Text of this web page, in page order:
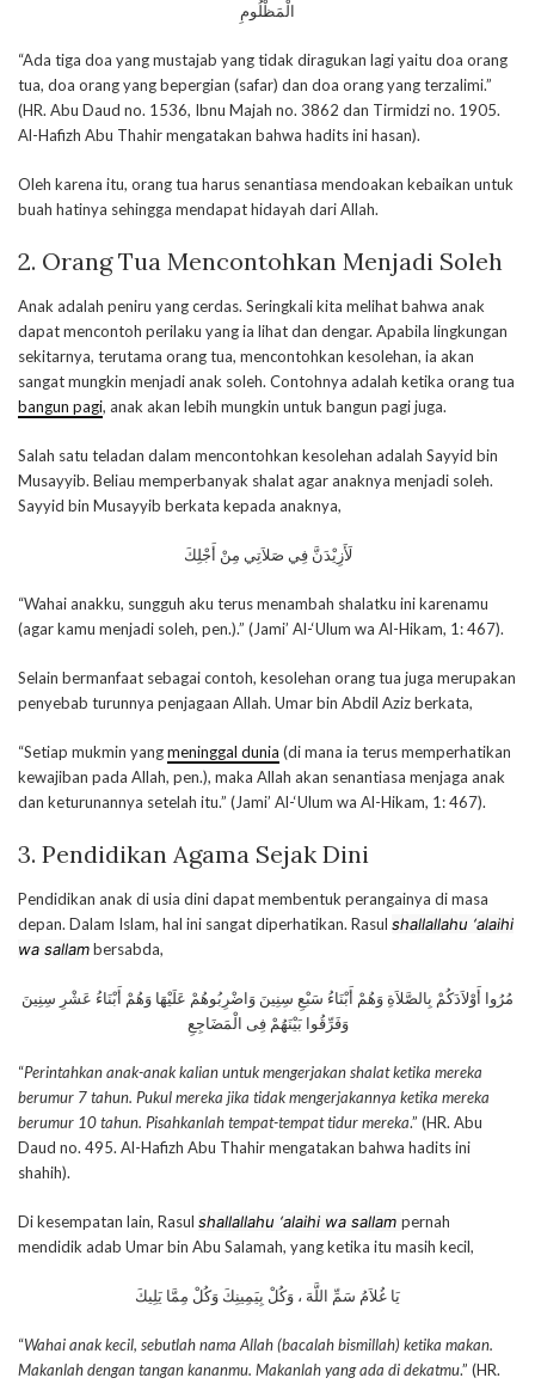
الْمَظْلُومِ
“Ada tiga doa yang mustajab yang tidak diragukan lagi yaitu doa orang
tua, doa orang yang bepergian (safar) dan doa orang yang terzalimi.”
(HR. Abu Daud no. 1536, Ibnu Majah no. 3862 dan Tirmidzi no. 1905.
Al-Hafizh Abu Thahir mengatakan bahwa hadits ini hasan).
Oleh karena itu, orang tua harus senantiasa mendoakan kebaikan untuk
buah hatinya sehingga mendapat hidayah dari Allah.
2. Orang Tua Mencontohkan Menjadi Soleh
Anak adalah peniru yang cerdas. Seringkali kita melihat bahwa anak
dapat mencontoh perilaku yang ia lihat dan dengar. Apabila lingkungan
sekitarnya, terutama orang tua, mencontohkan kesolehan, ia akan
sangat mungkin menjadi anak soleh. Contohnya adalah ketika orang tua
bangun pagi, anak akan lebih mungkin untuk bangun pagi juga.
Salah satu teladan dalam mencontohkan kesolehan adalah Sayyid bin
Musayyib. Beliau memperbanyak shalat agar anaknya menjadi soleh.
Sayyid bin Musayyib berkata kepada anaknya,
لَأَزِيْدَنَّ فِي صَلاَتِي مِنْ أَجْلِكَ
“Wahai anakku, sungguh aku terus menambah shalatku ini karenamu
(agar kamu menjadi soleh, pen.).” (Jami’ Al-‘Ulum wa Al-Hikam, 1: 467).
Selain bermanfaat sebagai contoh, kesolehan orang tua juga merupakan
penyebab turunnya penjagaan Allah. Umar bin Abdil Aziz berkata,
“Setiap mukmin yangmeninggal dunia (di mana ia terus memperhatikan
kewajiban pada Allah, pen.), maka Allah akan senantiasa menjaga anak
dan keturunannya setelah itu.” (Jami’ Al-‘Ulum wa Al-Hikam, 1: 467).
3. Pendidikan Agama Sejak Dini
Pendidikan anak di usia dini dapat membentuk perangainya di masa
depan. Dalam Islam, hal ini sangat diperhatikan. Rasul shallallahu ‘alaihi
wa sallambersabda,
مُرُوا أَوْلاَدَكُمْ بِالصَّلاَةِ وَهُمْ أَبْنَاءُ سَبْعِ سِنِينَ وَاضْرِبُوهُمْ عَلَيْهَا وَهُمْ أَبْنَاءُ عَشْرِ سِنِينَ
وَفَرِّقُوا بَيْنَهُمْ فِى الْمَضَاجِعِ
“Perintahkan anak-anak kalian untuk mengerjakan shalat ketika mereka
berumur 7 tahun. Pukul mereka jika tidak mengerjakannya ketika mereka
berumur 10 tahun. Pisahkanlah tempat-tempat tidur mereka.” (HR. Abu
Daud no. 495. Al-Hafizh Abu Thahir mengatakan bahwa hadits ini
shahih).
Di kesempatan lain, Rasul shallallahu ‘alaihi wa sallam pernah
mendidik adab Umar bin Abu Salamah, yang ketika itu masih kecil,
يَا غُلاَمُ سَمِّ اللَّهَ ، وَكُلْ بِيَمِينِكَ وَكُلْ مِمَّا يَلِيكَ
“Wahai anak kecil, sebutlah nama Allah (bacalah bismillah) ketika makan.
Makanlah dengan tangan kananmu. Makanlah yang ada di dekatmu.” (HR.